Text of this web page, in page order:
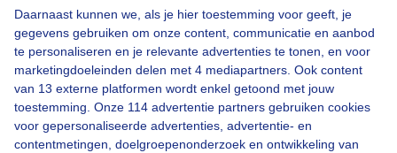
Daarnaast kunnen we, als je hier toestemming voor geeft, je
gegevens gebruiken om onze content, communicatie en aanbod
te personaliseren en je relevante advertenties te tonen, en voor
marketingdoeleinden delen met 4 mediapartners. Ook content
van 13 externe platformen wordt enkel getoond met jouw
toestemming. Onze 114 advertentie partners gebruiken cookies
voor gepersonaliseerde advertenties, advertentie- en
contentmetingen, doelgroepenonderzoek en ontwikkeling van
Over Buienradar
Bedrijfsgegevens